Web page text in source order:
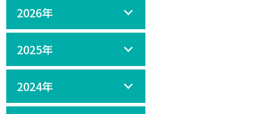
2026年
2025年
2024年